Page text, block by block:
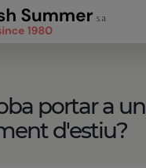
portar a un
d'estiu?